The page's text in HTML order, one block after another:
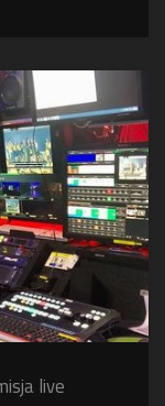
live